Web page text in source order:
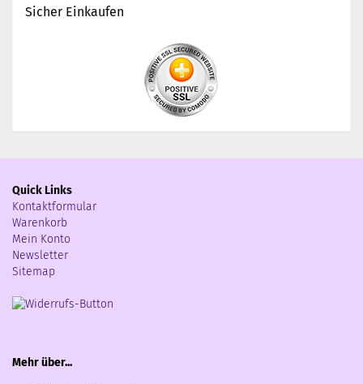
Sicher Einkaufen
Quick Links
Kontaktformular
Warenkorb
Mein Konto
Newsletter
Sitemap
Mehr über...